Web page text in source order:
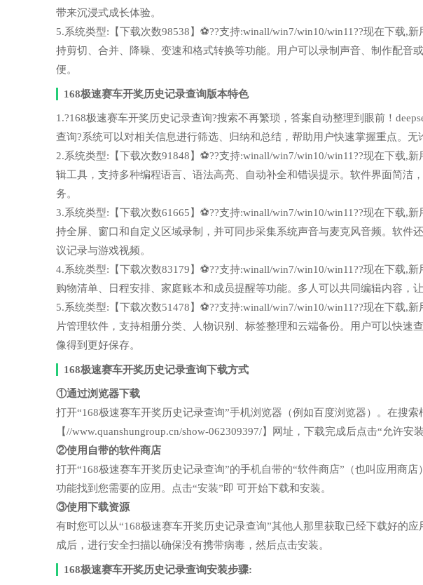
带来沉浸式成长体验。
5.系统类型:【下载次数98538】⚽??支持:winall/win7/win10/win11??现在下载,
持剪切、合并、降噪、变速和格式转换等功能。用户可以录制声音、制作配音
便。
168极速赛车开奖历史记录查询版本特色
1.?168极速赛车开奖历史记录查询?搜索不再繁琐，答案自动整理到眼前！
查询?系统可以对相关信息进行筛选、归纳和总结，帮助用户快速掌握重点。无
2.系统类型:【下载次数91848】⚽??支持:winall/win7/win10/win11??现在下载,
辑工具，支持多种编程语言、语法高亮、自动补全和错误提示。软件界面简洁
务。
3.系统类型:【下载次数61665】⚽??支持:winall/win7/win10/win11??现在下载,
持全屏、窗口和自定义区域录制，并可同步采集系统声音与麦克风音频。软件
议记录与游戏视频。
4.系统类型:【下载次数83179】⚽??支持:winall/win7/win10/win11??现在下载,
购物清单、日程安排、家庭账本和成员提醒等功能。多人可以共同编辑内容，
5.系统类型:【下载次数51478】⚽??支持:winall/win7/win10/win11??现在下载,
片管理软件，支持相册分类、人物识别、标签整理和云端备份。用户可以快速
像得到更好保存。
168极速赛车开奖历史记录查询下载方式
①通过浏览器下载
打开“168极速赛车开奖历史记录查询”手机浏览器（例如百度浏览器）。在搜
【//www.quanshungroup.cn/show-062309397/】网址，下载完成后点击“允许安装
②使用自带的软件商店
打开“168极速赛车开奖历史记录查询”的手机自带的“软件商店”（也叫应用商
功能找到您需要的应用。点击“安装”即 可开始下载和安装。
③使用下载资源
有时您可以从“168极速赛车开奖历史记录查询”其他人那里获取已经下载好的
成后，进行安全扫描以确保没有携带病毒，然后点击安装。
168极速赛车开奖历史记录查询安装步骤: